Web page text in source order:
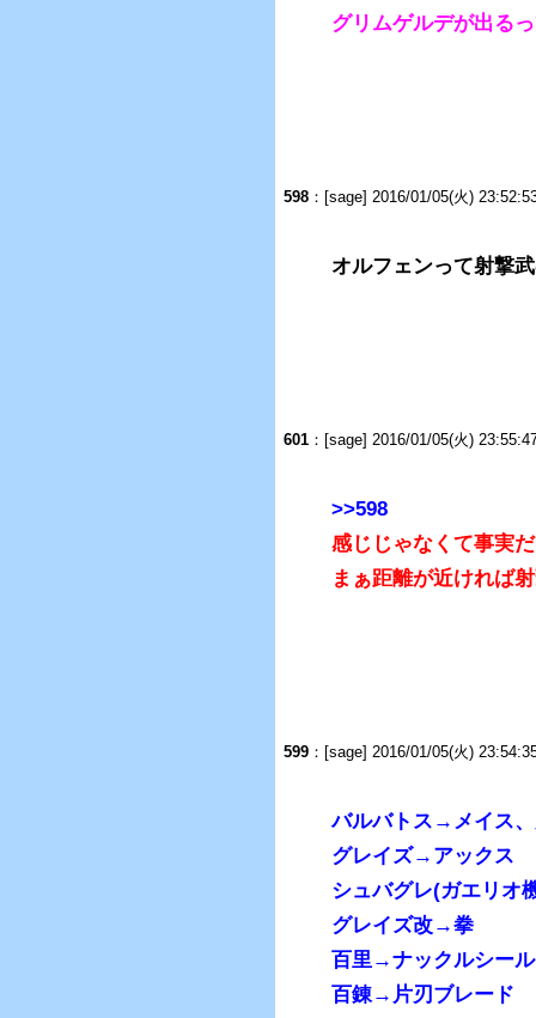
グリムゲルデが出る
598 ： [sage] 2016/01/05(火)
オルフェンって射撃
601 ： [sage] 2016/01/05(火)
>>598
感じじゃなくて事実
まぁ距離が近ければ
599 ： [sage] 2016/01/05(火)
バルバトス→メイス
グレイズ→アックス
シュバグレ(ガエリオ
グレイズ改→拳
百里→ナックルシー
百錬→片刃ブレード